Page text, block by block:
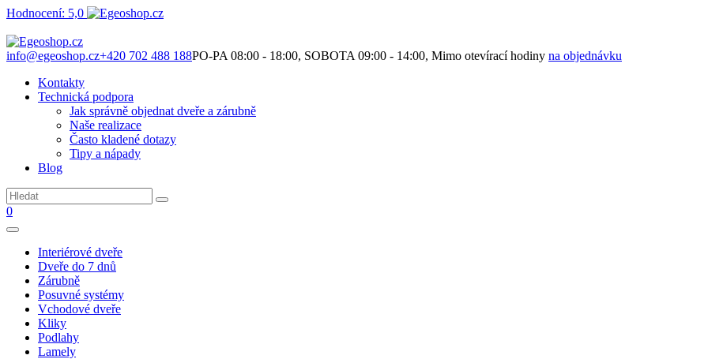
Hodnocení: 5,0
info@egeoshop.cz+420 702 488 188PO-PA 08:00 - 18:00, SOBOTA 09:00 - 14:00, Mimo otevírací hodiny na objednávku
Kontakty
Technická podpora
Jak správně objednat dveře a zárubně
Naše realizace
Často kladené dotazy
Tipy a nápady
Blog
0
Interiérové dveře
Dveře do 7 dnů
Zárubně
Posuvné systémy
Vchodové dveře
Kliky
Podlahy
Lamely